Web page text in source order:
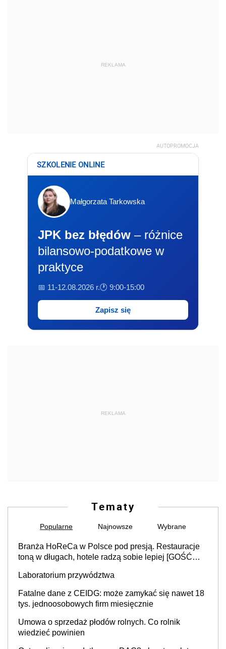
REKLAMA
AUTOPROMOCJA
SZKOLENIE ONLINE
Małgorzata Tarkowska
JPK bez błędów – różnice
bilansowo-podatkowe w
praktyce
📅 11-12.08.2026 r.🕐 9:00-15:00
Zapisz się
REKLAMA
Tematy
Popularne Najnowsze Wybrane
Branża HoReCa w Polsce pod presją. Restauracje
toną w długach, hotele radzą sobie lepiej [GOŚĆ
Laboratorium przywództwa
Fatalne dane z CEIDG: może zamykać się nawet 18
tys. jednoosobowych firm miesięcznie
Umowa o sprzedaż płodów rolnych. Co rolnik
wiedzieć powinien